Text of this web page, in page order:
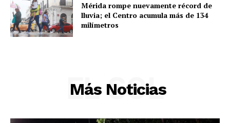
Mérida rompe nuevamente récord de
lluvia; el Centro acumula más de 134
milímetros
Más Noticias
EL SOL